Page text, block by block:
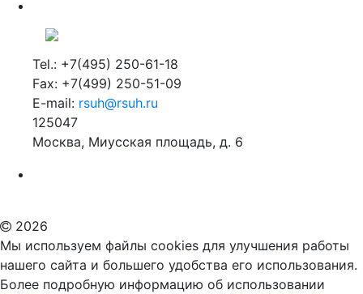
Tel.: +7(495) 250-61-18
Fax: +7(499) 250-51-09
E-mail: rsuh@rsuh.ru
125047
Москва, Миусская площадь, д. 6
2026
Мы используем файлы cookies для улучшения работы
нашего сайта и большего удобства его использования.
Более подробную информацию об использовании